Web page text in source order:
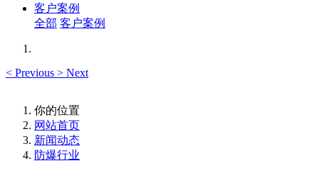
客户案例
全部 客户案例
< Previous > Next
你的位置
网站首页
新闻动态
防爆行业